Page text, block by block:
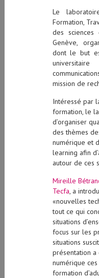
Le
Formation,
des sciences
Genève,
dont le but
mission de
Intéressé par
formation, le
d’organiser
des thèmes
numérique et
learning afin
autour de ces
Mireille
Tecfa, a
«nouvelles
tout ce qui
situations
focus sur les
situations
présentation
numérique
formation